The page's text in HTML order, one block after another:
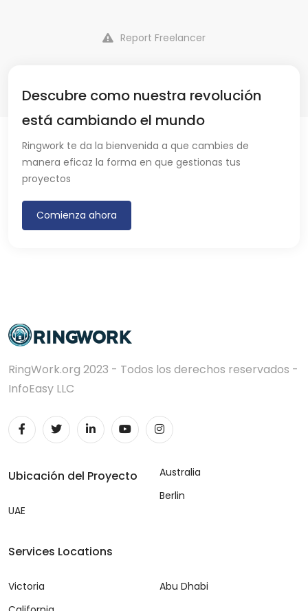
Report Freelancer
Descubre como nuestra revolución
está cambiando el mundo
Ringwork te da la bienvenida a que cambies de
manera eficaz la forma en que gestionas tus
proyectos
Comienza ahora
RingWork.org 2023 - Todos los derechos reservados -
InfoEasy LLC
Ubicación del Proyecto
UAE
Australia
Berlin
Services Locations
Victoria
Abu Dhabi